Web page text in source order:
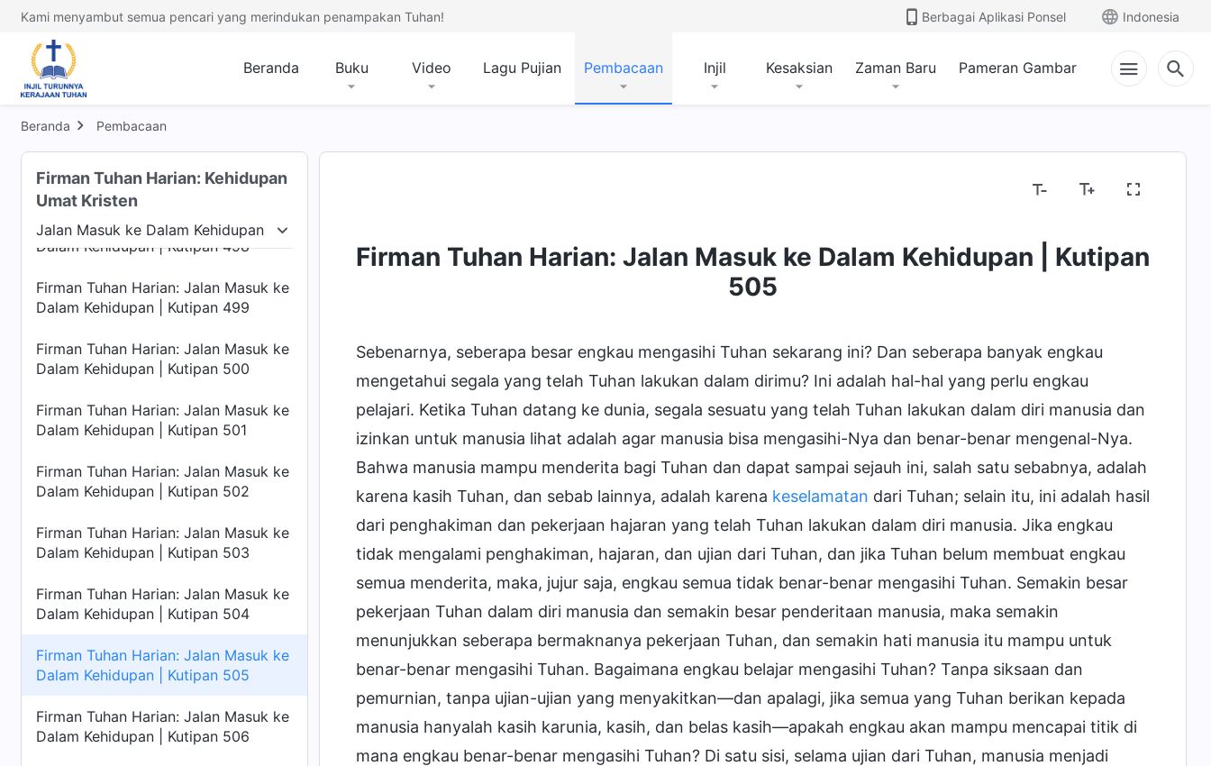
Kami menyambut semua pencari yang merindukan penampakan Tuhan! Berbagai Aplikasi Ponsel Indonesia
Beranda Buku Video Lagu Pujian Pembacaan Injil Kesaksian Zaman Baru Pameran Gambar
Beranda Pembacaan
Firman Tuhan Harian: Kehidupan
Umat Kristen
Jalan Masuk ke Dalam Kehidupan
Jalan Masuk ke Dalam Kehidupan Tempat Tujuan dan Kesudahan
Firman Tuhan Harian: Jalan Masuk ke
Dalam Kehidupan | Kutipan 495
Dalam Kehidupan | Kutipan 496
Dalam Kehidupan | Kutipan 497
Firman Tuhan Harian: Jalan Masuk ke
Dalam Kehidupan | Kutipan 498
Firman Tuhan Harian: Jalan Masuk ke
Dalam Kehidupan | Kutipan 499
Firman Tuhan Harian: Jalan Masuk ke
Dalam Kehidupan | Kutipan 500
Firman Tuhan Harian: Jalan Masuk ke
Dalam Kehidupan | Kutipan 501
Firman Tuhan Harian: Jalan Masuk ke
Dalam Kehidupan | Kutipan 502
Firman Tuhan Harian: Jalan Masuk ke
Dalam Kehidupan | Kutipan 503
Firman Tuhan Harian: Jalan Masuk ke
Dalam Kehidupan | Kutipan 504
Firman Tuhan Harian: Jalan Masuk ke
Dalam Kehidupan | Kutipan 505
Firman Tuhan Harian: Jalan Masuk ke
Dalam Kehidupan | Kutipan 506
Firman Tuhan Harian: Jalan Masuk ke Dalam Kehidupan | Kutipan
505
Sebenarnya, seberapa besar engkau mengasihi Tuhan sekarang ini? Dan seberapa banyak engkau
mengetahui segala yang telah Tuhan lakukan dalam dirimu? Ini adalah hal-hal yang perlu engkau
pelajari. Ketika Tuhan datang ke dunia, segala sesuatu yang telah Tuhan lakukan dalam diri manusia dan
izinkan untuk manusia lihat adalah agar manusia bisa mengasihi-Nya dan benar-benar mengenal-Nya.
Bahwa manusia mampu menderita bagi Tuhan dan dapat sampai sejauh ini, salah satu sebabnya, adalah
karena kasih Tuhan, dan sebab lainnya, adalah karena keselamatan dari Tuhan; selain itu, ini adalah hasil
dari penghakiman dan pekerjaan hajaran yang telah Tuhan lakukan dalam diri manusia. Jika engkau
tidak mengalami penghakiman, hajaran, dan ujian dari Tuhan, dan jika Tuhan belum membuat engkau
semua menderita, maka, jujur saja, engkau semua tidak benar-benar mengasihi Tuhan. Semakin besar
pekerjaan Tuhan dalam diri manusia dan semakin besar penderitaan manusia, maka semakin
menunjukkan seberapa bermaknanya pekerjaan Tuhan, dan semakin hati manusia itu mampu untuk
benar-benar mengasihi Tuhan. Bagaimana engkau belajar mengasihi Tuhan? Tanpa siksaan dan
pemurnian, tanpa ujian-ujian yang menyakitkan—dan apalagi, jika semua yang Tuhan berikan kepada
manusia hanyalah kasih karunia, kasih, dan belas kasih—apakah engkau akan mampu mencapai titik di
mana engkau benar-benar mengasihi Tuhan? Di satu sisi, selama ujian dari Tuhan, manusia menjadi